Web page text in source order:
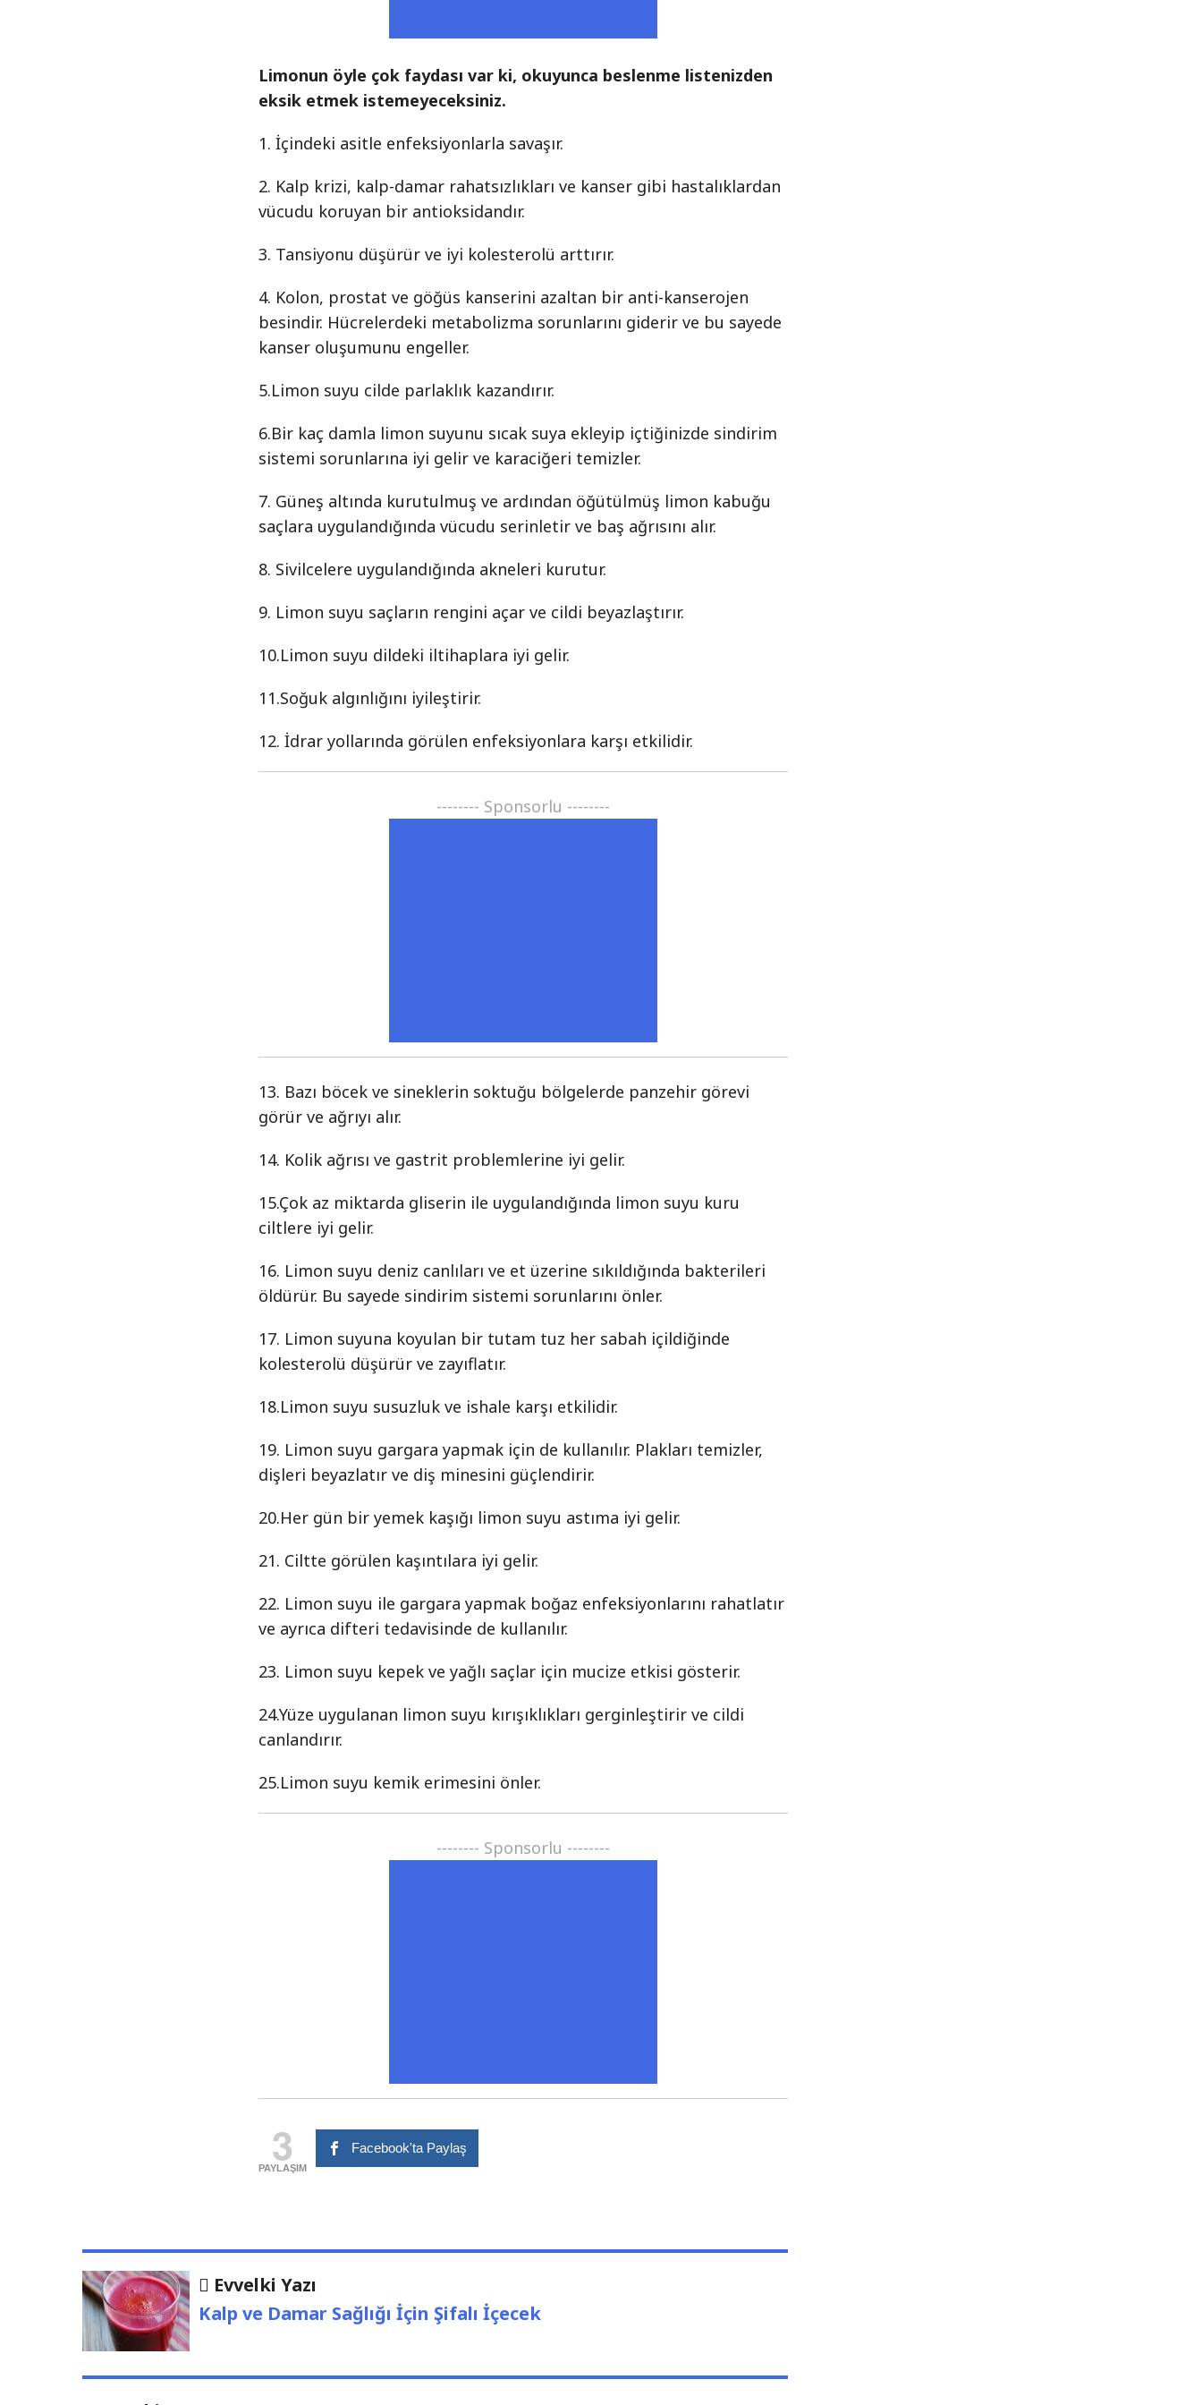
Limonun öyle çok faydası var ki, okuyunca beslenme listenizden
eksik etmek istemeyeceksiniz.
1. İçindeki asitle enfeksiyonlarla savaşır.
2. Kalp krizi, kalp-damar rahatsızlıkları ve kanser gibi hastalıklardan
vücudu koruyan bir antioksidandır.
3. Tansiyonu düşürür ve iyi kolesterolü arttırır.
4. Kolon, prostat ve göğüs kanserini azaltan bir anti-kanserojen
besindir. Hücrelerdeki metabolizma sorunlarını giderir ve bu sayede
kanser oluşumunu engeller.
5.Limon suyu cilde parlaklık kazandırır.
6.Bir kaç damla limon suyunu sıcak suya ekleyip içtiğinizde sindirim
sistemi sorunlarına iyi gelir ve karaciğeri temizler.
7. Güneş altında kurutulmuş ve ardından öğütülmüş limon kabuğu
saçlara uygulandığında vücudu serinletir ve baş ağrısını alır.
8. Sivilcelere uygulandığında akneleri kurutur.
9. Limon suyu saçların rengini açar ve cildi beyazlaştırır.
10.Limon suyu dildeki iltihaplara iyi gelir.
11.Soğuk algınlığını iyileştirir.
12. İdrar yollarında görülen enfeksiyonlara karşı etkilidir.
-------- Sponsorlu --------
13. Bazı böcek ve sineklerin soktuğu bölgelerde panzehir görevi
görür ve ağrıyı alır.
14. Kolik ağrısı ve gastrit problemlerine iyi gelir.
15.Çok az miktarda gliserin ile uygulandığında limon suyu kuru
ciltlere iyi gelir.
16. Limon suyu deniz canlıları ve et üzerine sıkıldığında bakterileri
öldürür. Bu sayede sindirim sistemi sorunlarını önler.
17. Limon suyuna koyulan bir tutam tuz her sabah içildiğinde
kolesterolü düşürür ve zayıflatır.
18.Limon suyu susuzluk ve ishale karşı etkilidir.
19. Limon suyu gargara yapmak için de kullanılır. Plakları temizler,
dişleri beyazlatır ve diş minesini güçlendirir.
20.Her gün bir yemek kaşığı limon suyu astıma iyi gelir.
21. Ciltte görülen kaşıntılara iyi gelir.
22. Limon suyu ile gargara yapmak boğaz enfeksiyonlarını rahatlatır
ve ayrıca difteri tedavisinde de kullanılır.
23. Limon suyu kepek ve yağlı saçlar için mucize etkisi gösterir.
24.Yüze uygulanan limon suyu kırışıklıkları gerginleştirir ve cildi
canlandırır.
25.Limon suyu kemik erimesini önler.
-------- Sponsorlu --------
3
PAYLAŞIM
Facebook'ta Paylaş
Yazı
dolaşımı
Evvelki Yazı
Yazı
Kalp ve Damar Sağlığı İçin Şifalı İçecek